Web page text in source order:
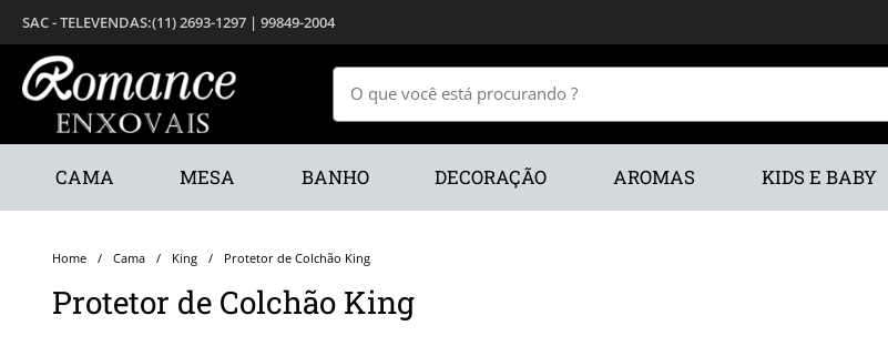
(11) 2693-1297 | 99849-2004
CAMA MESA BANHO DECORAÇÃO AROMAS KIDS E BABY
Cama King Protetor de Colchão King
Protetor de Colchão King